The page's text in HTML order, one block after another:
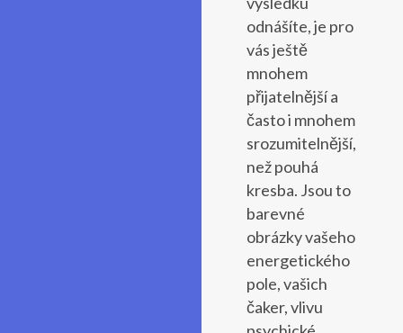
odnášíte, je pro
vás ještě
mnohem
přijatelnější a
často i mnohem
srozumitelnější,
než pouhá
kresba. Jsou to
barevné
obrázky vašeho
energetického
pole, vašich
čaker, vlivu